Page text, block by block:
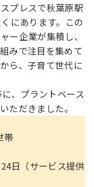
プレスで秋葉原駅
にあります。この
ー企業が集積し、
みで注目を集めて
ら、子育て世代に
、プラントベース
ただきました。
帯
日（サービス提供